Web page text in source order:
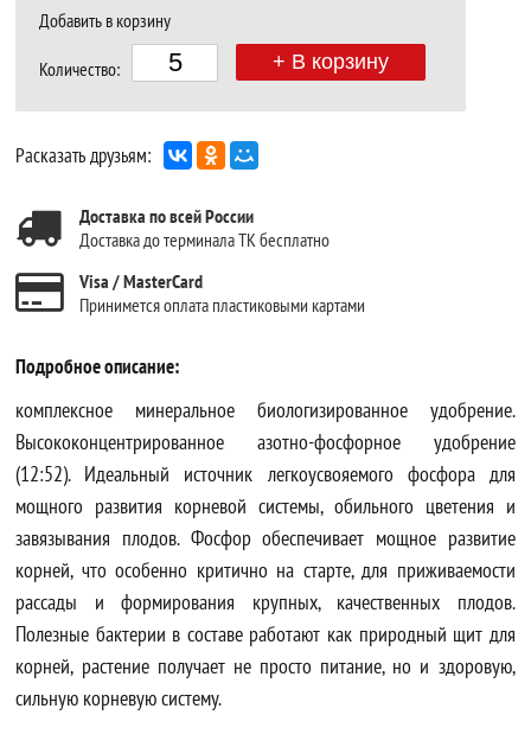
Добавить в корзину
Количество: + В корзину
Расказать друзьям:
Доставка по всей России
Доставка до терминала ТК бесплатно
Visa / MasterCard
Принимется оплата пластиковыми картами
Подробное описание:
комплексное минеральное биологизированное удобрение.
Высококонцентрированное азотно-фосфорное удобрение
(12:52). Идеальный источник легкоусвояемого фосфора для
мощного развития корневой системы, обильного цветения и
завязывания плодов. Фосфор обеспечивает мощное развитие
корней, что особенно критично на старте, для приживаемости
рассады и формирования крупных, качественных плодов.
Полезные бактерии в составе работают как природный щит для
корней, растение получает не просто питание, но и здоровую,
сильную корневую систему.